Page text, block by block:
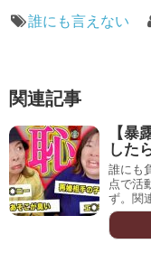
誰にも言えない
関連記事
【暴
した
誰にも
点で活
ず。関